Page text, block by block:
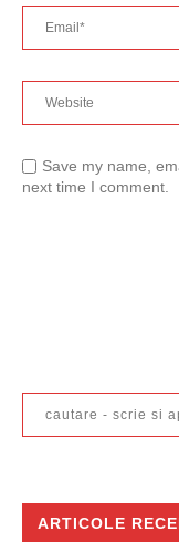
Save my name,
next time I comment.
ARTICOLE